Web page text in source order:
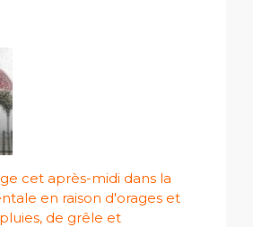
cet après-midi dans la
en raison d'orages et
de grêle et